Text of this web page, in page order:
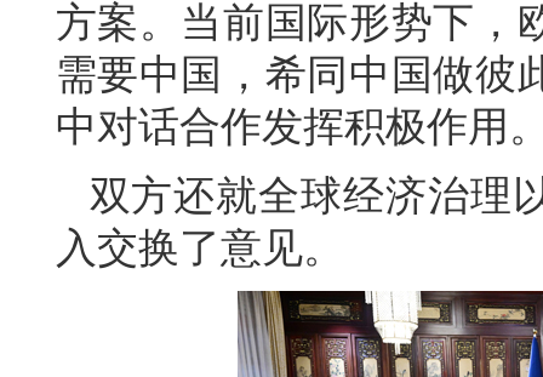
方案。当前国际形势下，
需要中国，希同中国做彼
中对话合作发挥积极作用
双方还就全球经济治理
入交换了意见。